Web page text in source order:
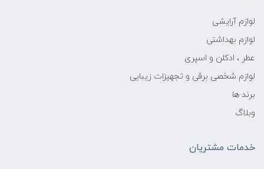
لوازم آرایشی
لوازم بهداشتی
عطر ، ادکلن و اسپری
لوازم شخصی برقی و تجهیزات زیبایی
برند ها
وبلاگ
خدمات مشتریان